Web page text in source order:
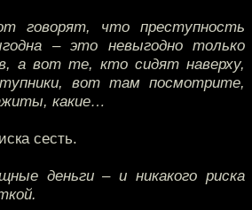
говорят, что преступность
– это невыгодно только
а вот те, кто сидят наверху,
вот там посмотрите,
какие…
сесть.
деньги – и никакого риска